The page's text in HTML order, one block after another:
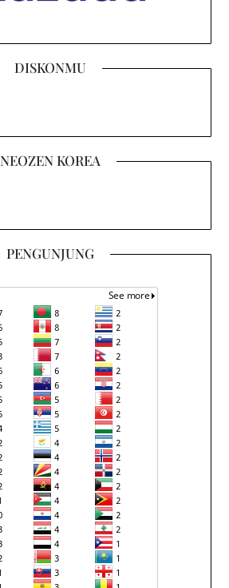
DISKONMU
NEOZEN KOREA
PENGUNJUNG